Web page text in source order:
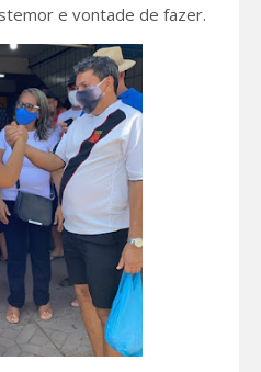
e vontade de fazer.